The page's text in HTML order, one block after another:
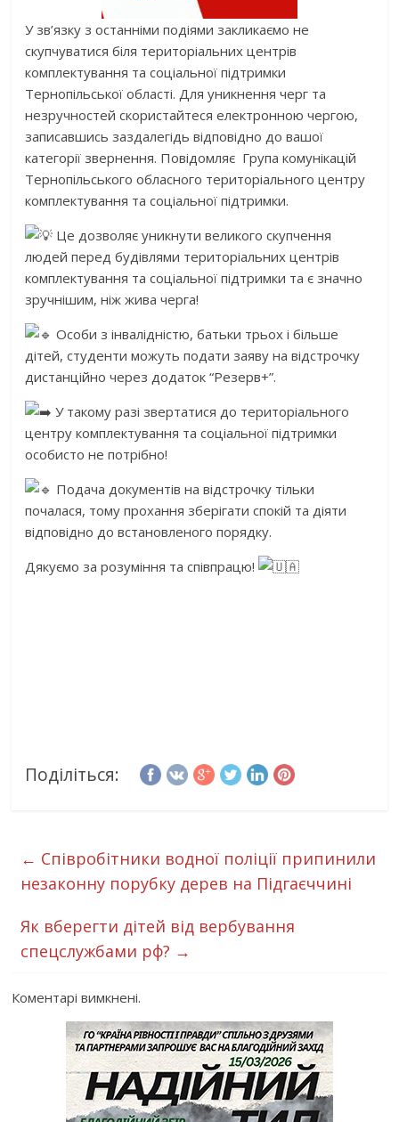
У зв’язку з останніми подіями закликаємо не
скупчуватися біля територіальних центрів
комплектування та соціальної підтримки
Тернопільської області. Для уникнення черг та
незручностей скористайтеся електронною чергою,
записавшись заздалегідь відповідно до вашої
категорії звернення. Повідомляє Група комунікацій
Тернопільського обласного територіального центру
комплектування та соціальної підтримки.
Це дозволяє уникнути великого скупчення
людей перед будівлями територіальних центрів
комплектування та соціальної підтримки та є значно
зручнішим, ніж жива черга!
Особи з інвалідністю, батьки трьох і більше
дітей, студенти можуть подати заяву на відстрочку
дистанційно через додаток “Резерв+”.
У такому разі звертатися до територіального
центру комплектування та соціальної підтримки
особисто не потрібно!
Подача документів на відстрочку тільки
почалася, тому прохання зберігати спокій та діяти
відповідно до встановленого порядку.
Дякуємо за розуміння та співпрацю!
Поділіться:
← Співробітники водної поліції припинили
незаконну порубку дерев на Підгаєччині
Як вберегти дітей від вербування
спецслужбами рф? →
Коментарі вимкнені.